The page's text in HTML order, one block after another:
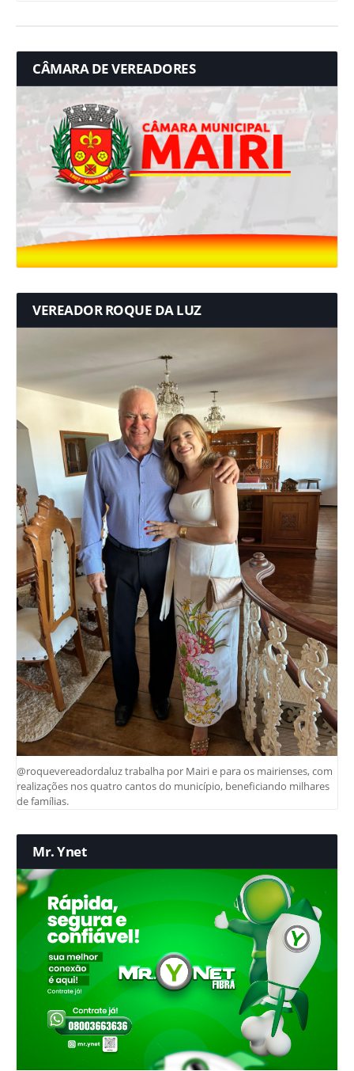
CÂMARA DE VEREADORES
VEREADOR ROQUE DA LUZ
@roquevereadordaluz trabalha por Mairi e para os mairienses, com
realizações nos quatro cantos do município, beneficiando milhares
de famílias.
Mr. Ynet